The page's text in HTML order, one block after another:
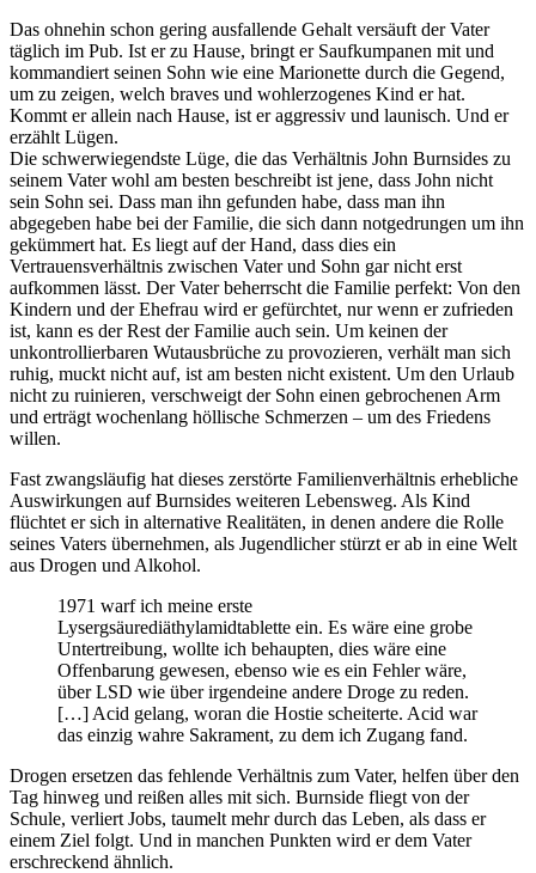
Das ohnehin schon gering ausfallende Gehalt versäuft der Vater
täglich im Pub. Ist er zu Hause, bringt er Saufkumpanen mit und
kommandiert seinen Sohn wie eine Marionette durch die Gegend,
um zu zeigen, welch braves und wohlerzogenes Kind er hat.
Kommt er allein nach Hause, ist er aggressiv und launisch. Und er
erzählt Lügen.
Die schwerwiegendste Lüge, die das Verhältnis John Burnsides zu
seinem Vater wohl am besten beschreibt ist jene, dass John nicht
sein Sohn sei. Dass man ihn gefunden habe, dass man ihn
abgegeben habe bei der Familie, die sich dann notgedrungen um ihn
gekümmert hat. Es liegt auf der Hand, dass dies ein
Vertrauensverhältnis zwischen Vater und Sohn gar nicht erst
aufkommen lässt. Der Vater beherrscht die Familie perfekt: Von den
Kindern und der Ehefrau wird er gefürchtet, nur wenn er zufrieden
ist, kann es der Rest der Familie auch sein. Um keinen der
unkontrollierbaren Wutausbrüche zu provozieren, verhält man sich
ruhig, muckt nicht auf, ist am besten nicht existent. Um den Urlaub
nicht zu ruinieren, verschweigt der Sohn einen gebrochenen Arm
und erträgt wochenlang höllische Schmerzen – um des Friedens
willen.
Fast zwangsläufig hat dieses zerstörte Familienverhältnis erhebliche
Auswirkungen auf Burnsides weiteren Lebensweg. Als Kind
flüchtet er sich in alternative Realitäten, in denen andere die Rolle
seines Vaters übernehmen, als Jugendlicher stürzt er ab in eine Welt
aus Drogen und Alkohol.
1971 warf ich meine erste
Lysergsäurediäthylamidtablette ein. Es wäre eine grobe
Untertreibung, wollte ich behaupten, dies wäre eine
Offenbarung gewesen, ebenso wie es ein Fehler wäre,
über LSD wie über irgendeine andere Droge zu reden.
[…] Acid gelang, woran die Hostie scheiterte. Acid war
das einzig wahre Sakrament, zu dem ich Zugang fand.
Drogen ersetzen das fehlende Verhältnis zum Vater, helfen über den
Tag hinweg und reißen alles mit sich. Burnside fliegt von der
Schule, verliert Jobs, taumelt mehr durch das Leben, als dass er
einem Ziel folgt. Und in manchen Punkten wird er dem Vater
erschreckend ähnlich.